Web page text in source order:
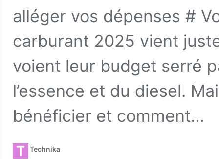
alléger vos dépenses #
carburant 2025 vient
voient leur budget serré
l’essence et du diesel.
bénéficier et comment…
Technika